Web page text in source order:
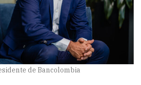
de Bancolombia